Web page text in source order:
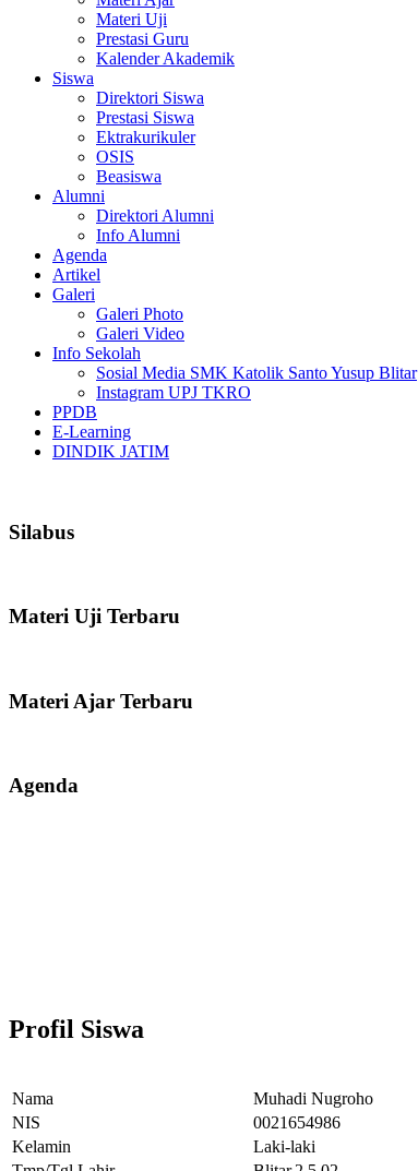
Materi Uji
Prestasi Guru
Kalender Akademik
Siswa
Direktori Siswa
Prestasi Siswa
Ektrakurikuler
OSIS
Beasiswa
Alumni
Direktori Alumni
Info Alumni
Agenda
Artikel
Galeri
Galeri Photo
Galeri Video
Info Sekolah
Sosial Media SMK Katolik Santo Yusup Blitar
Instagram UPJ TKRO
PPDB
E-Learning
DINDIK JATIM
Silabus
Materi Uji Terbaru
Materi Ajar Terbaru
Agenda
Profil Siswa
Nama
Muhadi Nugroho
NIS
0021654986
Kelamin
Laki-laki